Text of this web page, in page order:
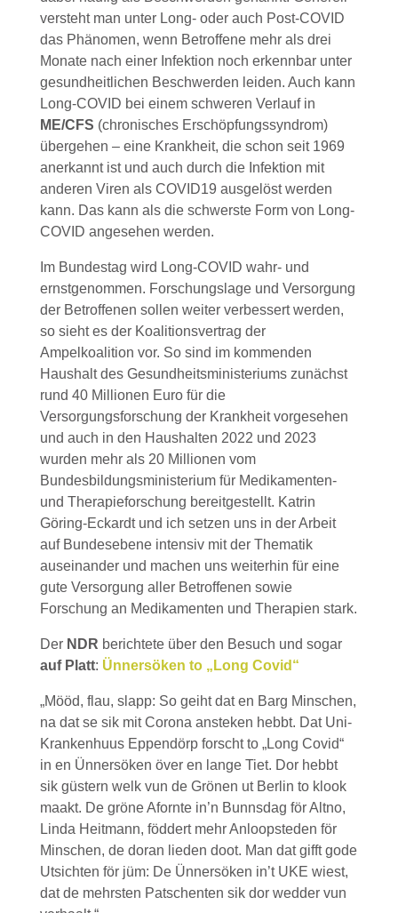
versteht man unter Long- oder auch Post-COVID
das Phänomen, wenn Betroffene mehr als drei
Monate nach einer Infektion noch erkennbar unter
gesundheitlichen Beschwerden leiden. Auch kann
Long-COVID bei einem schweren Verlauf in
ME/CFS (chronisches Erschöpfungssyndrom)
übergehen – eine Krankheit, die schon seit 1969
anerkannt ist und auch durch die Infektion mit
anderen Viren als COVID19 ausgelöst werden
kann. Das kann als die schwerste Form von Long-
COVID angesehen werden.
Im Bundestag wird Long-COVID wahr- und
ernstgenommen. Forschungslage und Versorgung
der Betroffenen sollen weiter verbessert werden,
so sieht es der Koalitionsvertrag der
Ampelkoalition vor. So sind im kommenden
Haushalt des Gesundheitsministeriums zunächst
rund 40 Millionen Euro für die
Versorgungsforschung der Krankheit vorgesehen
und auch in den Haushalten 2022 und 2023
wurden mehr als 20 Millionen vom
Bundesbildungsministerium für Medikamenten-
und Therapieforschung bereitgestellt. Katrin
Göring-Eckardt und ich setzen uns in der Arbeit
auf Bundesebene intensiv mit der Thematik
auseinander und machen uns weiterhin für eine
gute Versorgung aller Betroffenen sowie
Forschung an Medikamenten und Therapien stark.
Der NDR berichtete über den Besuch und sogar
auf Platt: Ünnersöken to „Long Covid“
„Mööd, flau, slapp: So geiht dat en Barg Minschen,
na dat se sik mit Corona ansteken hebbt. Dat Uni-
Krankenhuus Eppendörp forscht to „Long Covid“
in en Ünnersöken över en lange Tiet. Dor hebbt
sik güstern welk vun de Grönen ut Berlin to klook
maakt. De gröne Afornte in’n Bunnsdag för Altno,
Linda Heitmann, föddert mehr Anloopsteden för
Minschen, de doran lieden doot. Man dat gifft gode
Utsichten för jüm: De Ünnersöken in’t UKE wiest,
dat de mehrsten Patschenten sik dor wedder vun